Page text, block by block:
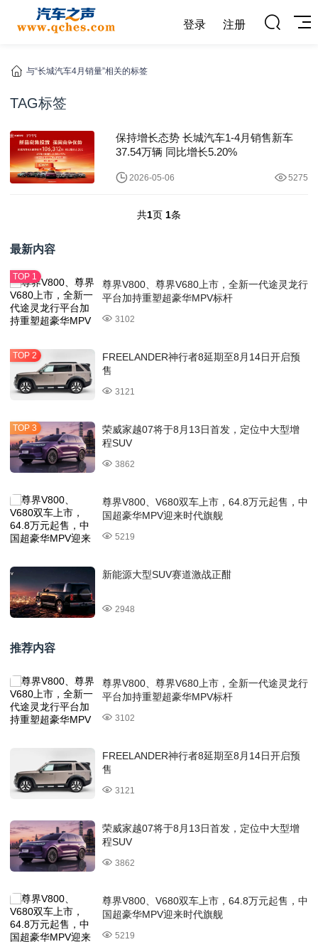
登录 注册
与“长城汽车4月销量”相关的标签
TAG标签
保持增长态势 长城汽车1-4月销售新车
37.54万辆 同比增长5.20%
2026-05-06 5275
共1页 1条
最新内容
尊界V800、尊界V680上市，全新一代途灵龙行
平台加持重塑超豪华MPV标杆
3102
FREELANDER神行者8延期至8月14日开启预
售
3121
荣威家越07将于8月13日首发，定位中大型增
程SUV
3862
尊界V800、V680双车上市，64.8万元起售，中
国超豪华MPV迎来时代旗舰
5219
新能源大型SUV赛道激战正酣
2948
推荐内容
尊界V800、尊界V680上市，全新一代途灵龙行
平台加持重塑超豪华MPV标杆
3102
FREELANDER神行者8延期至8月14日开启预
售
3121
荣威家越07将于8月13日首发，定位中大型增
程SUV
3862
尊界V800、V680双车上市，64.8万元起售，中
国超豪华MPV迎来时代旗舰
5219